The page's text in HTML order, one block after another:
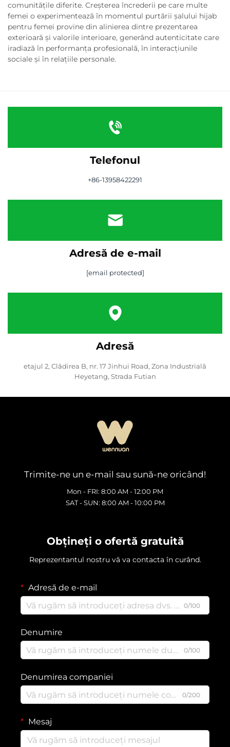
comunitățile diferite. Creșterea încrederii pe care multe
femei o experimentează în momentul purtării șalului hijab
pentru femei provine din alinierea dintre prezentarea
exterioară și valorile interioare, generând autenticitate care
iradiază în performanța profesională, în interacțiunile
sociale și în relațiile personale.
Telefonul
+86-13958422291
Adresă de e-mail
[email protected]
Adresă
etajul 2, Clădirea B, nr. 17 Jinhui Road, Zona Industrială
Heyetang, Strada Futian
Trimite-ne un e-mail sau sună-ne oricând!
Mon - FRI: 8:00 AM - 12:00 PM
SAT - SUN: 8:00 AM - 10:00 PM
Obțineți o ofertă gratuită
Reprezentantul nostru vă va contacta în curând.
Adresă de e-mail
0/100
Denumire
0/100
Denumirea companiei
0/200
Mesaj